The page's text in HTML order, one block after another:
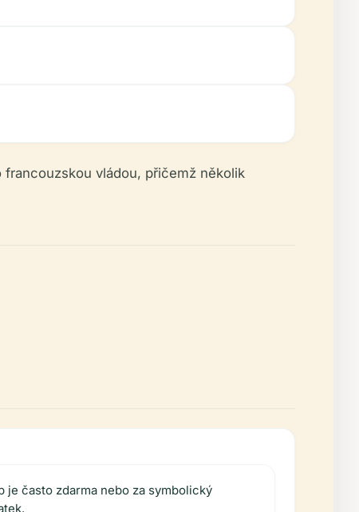
vládou, přičemž několik
je často zdarma nebo za symbolický